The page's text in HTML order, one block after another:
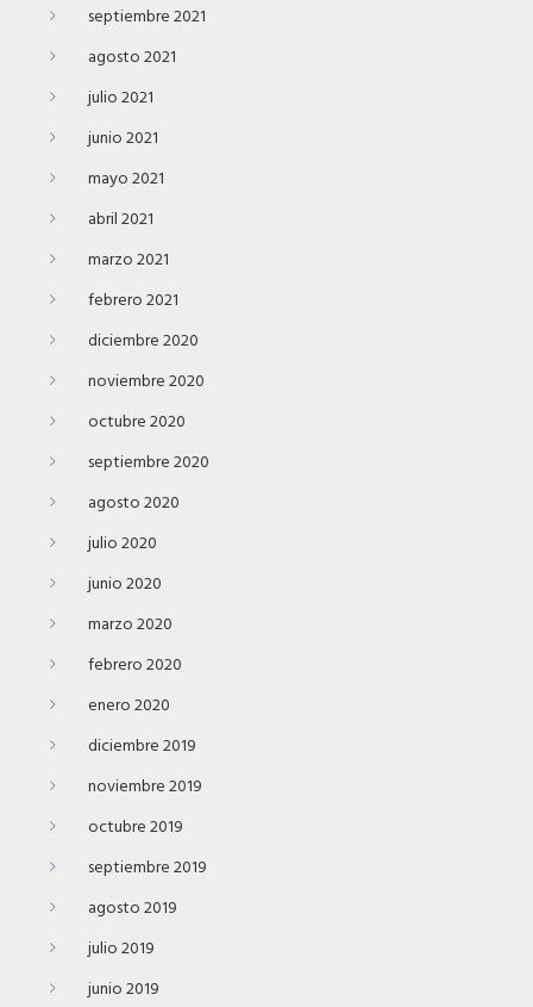
septiembre 2021
agosto 2021
julio 2021
junio 2021
mayo 2021
abril 2021
marzo 2021
febrero 2021
diciembre 2020
noviembre 2020
octubre 2020
septiembre 2020
agosto 2020
julio 2020
junio 2020
marzo 2020
febrero 2020
enero 2020
diciembre 2019
noviembre 2019
octubre 2019
septiembre 2019
agosto 2019
julio 2019
junio 2019